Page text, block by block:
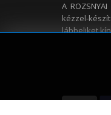
A
kézzel-
lábbeliket